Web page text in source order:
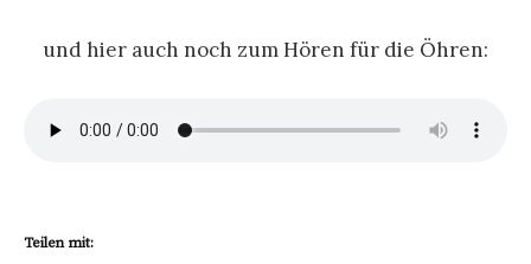
und hier auch noch zum Hören für die Öhren:
Teilen mit: